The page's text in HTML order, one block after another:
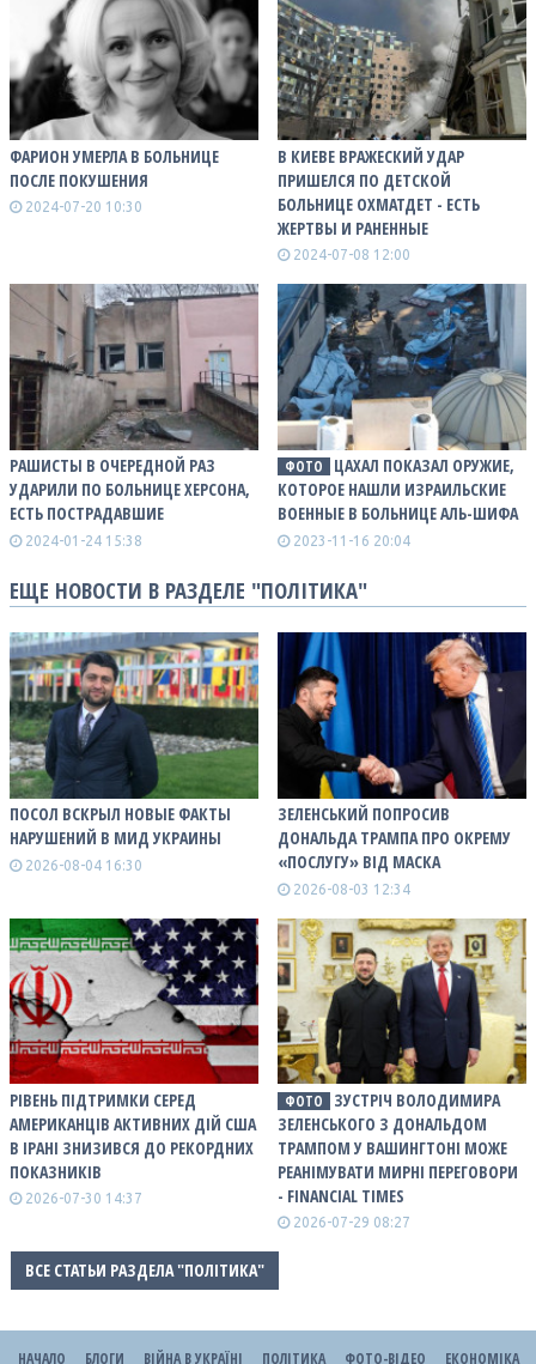
ФАРИОН УМЕРЛА В БОЛЬНИЦЕ
ПОСЛЕ ПОКУШЕНИЯ
2024-07-20 10:30
В КИЕВЕ ВРАЖЕСКИЙ УДАР
ПРИШЕЛСЯ ПО ДЕТСКОЙ
БОЛЬНИЦЕ ОХМАТДЕТ - ЕСТЬ
ЖЕРТВЫ И РАНЕННЫЕ
2024-07-08 12:00
РАШИСТЫ В ОЧЕРЕДНОЙ РАЗ
УДАРИЛИ ПО БОЛЬНИЦЕ ХЕРСОНА,
ЕСТЬ ПОСТРАДАВШИЕ
2024-01-24 15:38
ФОТО
ЦАХАЛ ПОКАЗАЛ ОРУЖИЕ,
КОТОРОЕ НАШЛИ ИЗРАИЛЬСКИЕ
ВОЕННЫЕ В БОЛЬНИЦЕ АЛЬ-ШИФА
2023-11-16 20:04
ЕЩЕ НОВОСТИ В РАЗДЕЛЕ "ПОЛІТИКА"
ПОСОЛ ВСКРЫЛ НОВЫЕ ФАКТЫ
НАРУШЕНИЙ В МИД УКРАИНЫ
2026-08-04 16:30
ЗЕЛЕНСЬКИЙ ПОПРОСИВ
ДОНАЛЬДА ТРАМПА ПРО ОКРЕМУ
«ПОСЛУГУ» ВІД МАСКА
2026-08-03 12:34
РІВЕНЬ ПІДТРИМКИ СЕРЕД
АМЕРИКАНЦІВ АКТИВНИХ ДІЙ США
В ІРАНІ ЗНИЗИВСЯ ДО РЕКОРДНИХ
ПОКАЗНИКІВ
2026-07-30 14:37
ФОТО
ЗУСТРІЧ ВОЛОДИМИРА
ЗЕЛЕНСЬКОГО З ДОНАЛЬДОМ
ТРАМПОМ У ВАШИНГТОНІ МОЖЕ
РЕАНІМУВАТИ МИРНІ ПЕРЕГОВОРИ
- FINANCIAL TIMES
2026-07-29 08:27
ВСЕ СТАТЬИ РАЗДЕЛА "ПОЛІТИКА"
НАЧАЛО БЛОГИ ВІЙНА В УКРАЇНІ ПОЛІТИКА ФОТО-ВІДЕО ЕКОНОМІКА